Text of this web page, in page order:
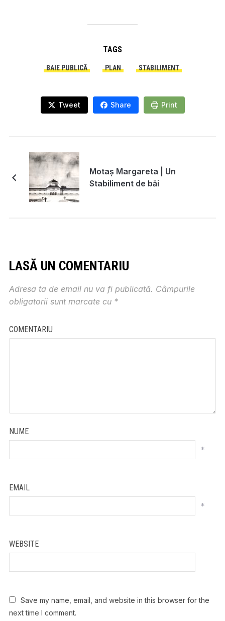
TAGS
BAIE PUBLICĂ PLAN STABILIMENT
Tweet Share Print
Motaș Margareta | Un
Stabiliment de băi
LASĂ UN COMENTARIU
Adresa ta de email nu va fi publicată. Câmpurile
obligatorii sunt marcate cu *
COMENTARIU
NUME
*
EMAIL
*
WEBSITE
Save my name, email, and website in this browser for the
next time I comment.